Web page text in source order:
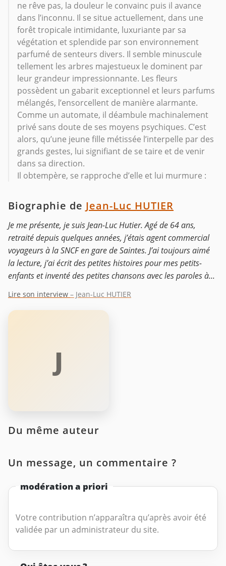
ne rêve pas, la douleur le convainc puis il avance
dans l’inconnu. Il se situe actuellement, dans une
forêt tropicale intimidante, luxuriante par sa
végétation et splendide par son environnement
parfumé de senteurs divers. Il semble minuscule
tellement les arbres majestueux le dominent par
leur grandeur impressionnante. Les fleurs
possèdent un gabarit exceptionnel et leurs parfums
mélangés, l’ensorcellent de manière alarmante.
Comme un automate, il déambule machinalement
privé sans doute de ses moyens psychiques. C’est
alors, qu’une jeune fille métissée l’interpelle par des
grands gestes, lui signifiant de se taire et de venir
dans sa direction.
Il obtempère, se rapproche d’elle et lui murmure :
Biographie de Jean-Luc HUTIER
Je me présente, je suis Jean-Luc Hutier. Agé de 64 ans,
retraité depuis quelques années, j’étais agent commercial
voyageurs à la SNCF en gare de Saintes. J’ai toujours aimé
la lecture, j’ai écrit des petites histoires pour mes petits-
enfants et inventé des petites chansons avec les paroles à...
Lire son interview – Jean-Luc HUTIER
J
Du même auteur
Un message, un commentaire ?
modération a priori
Votre contribution n’apparaîtra qu’après avoir été
validée par un administrateur du site.